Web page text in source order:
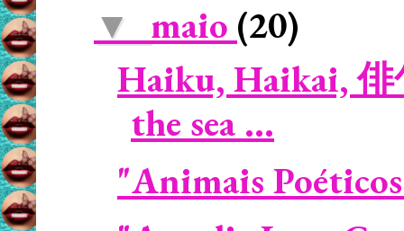
▼ maio (20)
Haiku, Haikai,
the sea ...
"Animais